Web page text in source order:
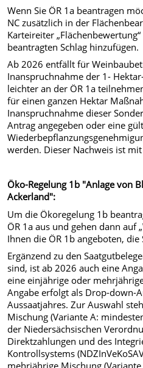
Wenn Sie ÖR 1a beantragen
NC zusätzlich in der
Karteireiter
beantragten Schlag hinzufügen.
Ab 2026 entfällt für
Inanspruchnahme der 1-
leichter an der ÖR 1a
für einen ganzen Hektar
Inanspruchnahme dieser
Antrag angegeben oder eine
werden. Dieser Nachweis ist
Öko-Regelung 1b "Anlage von
Ackerland":
Um die Ökoregelung 1b
ÖR 1a aus und gehen dann auf
Ihnen die ÖR 1b angeboten,
Ergänzend zu den
sind, ist ab 2026 auch eine
eine einjährige oder
Angabe erfolgt als Drop-down-
Aussaatjahres. Zur Auswahl
Mischung (Variante A:
der Niedersächsischen
Direktzahlungen und des
Kontrollsystems